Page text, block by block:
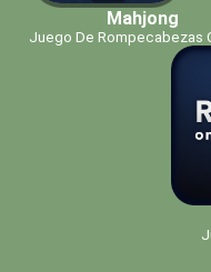
Mahjong
Juego De Rompecabezas